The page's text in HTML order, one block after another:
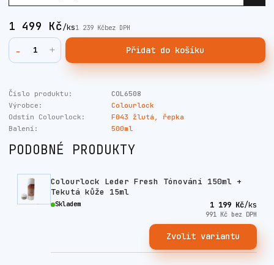
1 499 Kč/ks1 239 Kčbez DPH
Přidat do košíku
Číslo produktu:
COL6508
Výrobce:
Colourlock
Odstín Colourlock:
F043 žlutá, řepka
Balení:
500ml
PODOBNÉ PRODUKTY
Colourlock Leder Fresh Tónování 150ml +
Tekutá kůže 15ml
1 199 Kč/ks
991 Kč bez DPH
Skladem
Zvolit variantu